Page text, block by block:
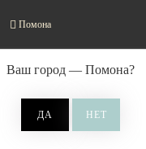
Помона
Ваш город — Помона?
0